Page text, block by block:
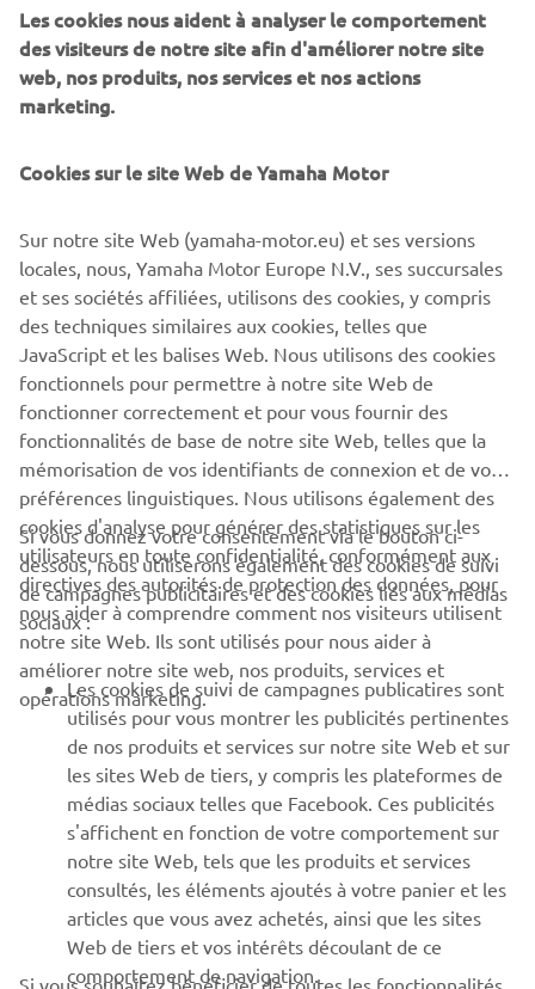
la TY250R équipée d’une suspension de type motocross.
En 1991, c’est Yoshihiro Nakagawa qui a remporté le titre,
tandis que Pascal Couturier a gagné le championnat 1993
sur un modèle de série, la TY250Z. À cette époque,
économique, qui a eu un impact considérable sur
participation aux trials a inévitablement été suspendue
dans la seconde moitié des années 90.
2000 - 2009
Informations sur les sources et images :
Esprit de défi – Soixante ans de succès en compétition de
Yamaha Motor Co, Ltd.
©Yamaha Motor Europe N.V. / Yamaha Motor Co., Ltd.
Les informations et images contenues dans ces pages
Web ne peuvent en aucun cas être utilisées à des fins
commerciales ou non commerciales sans le consentement
écrit explicite de Yamaha Motor Europe N.V. et/ou de
Yamaha Motor Co., Ltd.
Les cookies nous aident à analyser le comportement
des visiteurs de notre site afin d'améliorer notre site
web, nos produits, nos services et nos actions
marketing.
Cookies sur le site Web de Yamaha Motor
Sur notre site Web (yamaha-motor.eu) et ses versions
locales, nous, Yamaha Motor Europe N.V., ses succursales
et ses sociétés affiliées, utilisons des cookies, y compris
des techniques similaires aux cookies, telles que
JavaScript et les balises Web. Nous utilisons des cookies
fonctionnels pour permettre à notre site Web de
fonctionner correctement et pour vous fournir des
fonctionnalités de base de notre site Web, telles que la
mémorisation de vos identifiants de connexion et de vos
préférences linguistiques. Nous utilisons également des
cookies d'analyse pour générer des statistiques sur les
utilisateurs en toute confidentialité, conformément aux
directives des autorités de protection des données, pour
nous aider à comprendre comment nos visiteurs utilisent
notre site Web. Ils sont utilisés pour nous aider à
améliorer notre site web, nos produits, services et
opérations marketing.
Si vous donnez votre consentement via le bouton ci-
dessous, nous utiliserons également des cookies de suivi
de campagnes publicitaires et des cookies liés aux médias
sociaux :
Les cookies de suivi de campagnes publicatires sont
utilisés pour vous montrer les publicités pertinentes
de nos produits et services sur notre site Web et sur
les sites Web de tiers, y compris les plateformes de
médias sociaux telles que Facebook. Ces publicités
s'affichent en fonction de votre comportement sur
notre site Web, tels que les produits et services
consultés, les éléments ajoutés à votre panier et les
articles que vous avez achetés, ainsi que les sites
Web de tiers et vos intérêts découlant de ce
comportement de navigation.
Si vous souhaitez bénéficier de toutes les fonctionnalités